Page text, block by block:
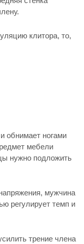
клитора, то,
и обнимает ногами
мебели
нужно подложить
мужчина
регулирует темп и
трение члена